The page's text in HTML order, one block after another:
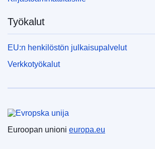
Työkalut
EU:n henkilöstön julkaisupalvelut
Verkkotyökalut
Euroopan unioni
Euroopan unioni europa.eu